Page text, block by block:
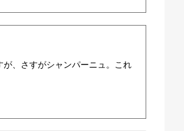
、さすがシャンパーニュ。これ